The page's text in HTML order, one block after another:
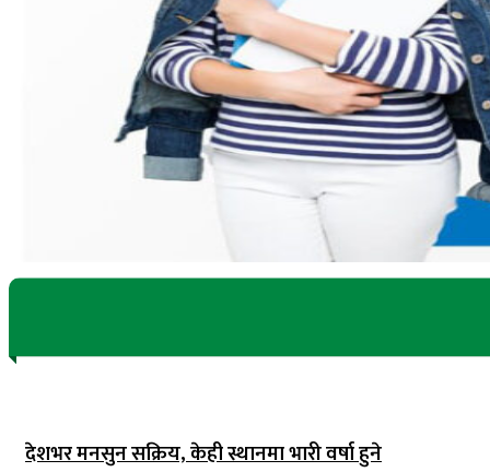
देशभर मनसुन सक्रिय, केही स्थानमा भारी वर्षा हुने